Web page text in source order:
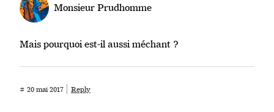
Monsieur Prudhomme
Mais pourquoi est-il aussi méchant ?
# 20 mai 2017 Reply